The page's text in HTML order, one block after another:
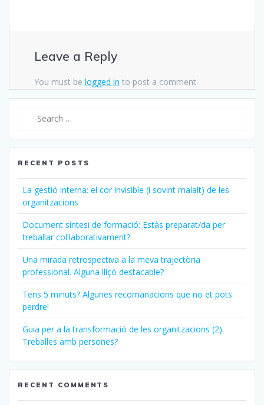
Leave a Reply
You must be logged in to post a comment.
RECENT POSTS
La gestió interna: el cor invisible (i sovint malalt) de les
organitzacions
Document síntesi de formació: Estàs preparat/da per
treballar col·laborativament?
Una mirada retrospectiva a la meva trajectòria
professional. Alguna lliçó destacable?
Tens 5 minuts? Algunes recomanacions que no et pots
perdre!
Guia per a la transformació de les organitzacions (2).
Treballes amb persones?
RECENT COMMENTS